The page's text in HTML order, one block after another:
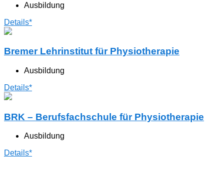
Ausbildung
Details*
Bremer Lehrinstitut für Physiotherapie
Ausbildung
Details*
BRK – Berufsfachschule für Physiotherapie
Ausbildung
Details*